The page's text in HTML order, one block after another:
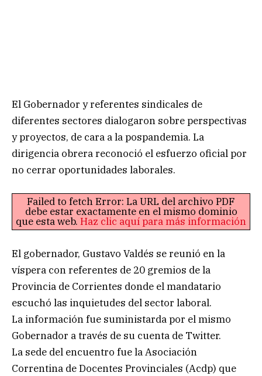
El Gobernador y referentes sindicales de
diferentes sectores dialogaron sobre perspectivas
y proyectos, de cara a la pospandemia. La
dirigencia obrera reconoció el esfuerzo oficial por
no cerrar oportunidades laborales.
Failed to fetch Error: La URL del archivo PDF
debe estar exactamente en el mismo dominio
que esta web. Haz clic aquí para más información
El gobernador, Gustavo Valdés se reunió en la
víspera con referentes de 20 gremios de la
Provincia de Corrientes donde el mandatario
escuchó las inquietudes del sector laboral.
La información fue suministarda por el mismo
Gobernador a través de su cuenta de Twitter.
La sede del encuentro fue la Asociación
Correntina de Docentes Provinciales (Acdp) que